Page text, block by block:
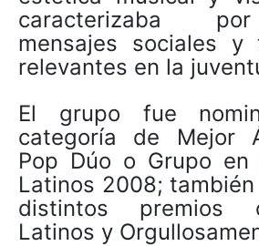
caracterizaba
mensajes sociales y
relevantes en la
El grupo fue
categoría de Mejor
Pop Dúo o Grupo en
Latinos 2008;
distintos premios
Latinos y